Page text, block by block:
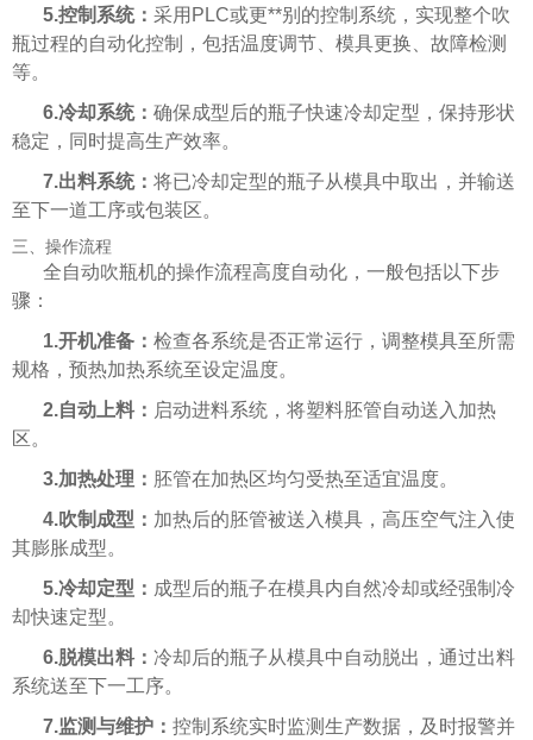
5.控制系统： 采用PLC或更**别的控制系统，实现整个吹
瓶过程的自动化控制，包括温度调节、模具更换、故障检测
等。
6.冷却系统： 确保成型后的瓶子快速冷却定型，保持形状
稳定，同时提高生产效率。
7.出料系统： 将已冷却定型的瓶子从模具中取出，并输送
至下一道工序或包装区。
三、操作流程
全自动吹瓶机的操作流程高度自动化，一般包括以下步
骤：
1.开机准备： 检查各系统是否正常运行，调整模具至所需
规格，预热加热系统至设定温度。
2.自动上料： 启动进料系统，将塑料胚管自动送入加热
区。
3.加热处理： 胚管在加热区均匀受热至适宜温度。
4.吹制成型： 加热后的胚管被送入模具，高压空气注入使
其膨胀成型。
5.冷却定型： 成型后的瓶子在模具内自然冷却或经强制冷
却快速定型。
6.脱模出料： 冷却后的瓶子从模具中自动脱出，通过出料
系统送至下一工序。
7.监测与维护： 控制系统实时监测生产数据，及时报警并